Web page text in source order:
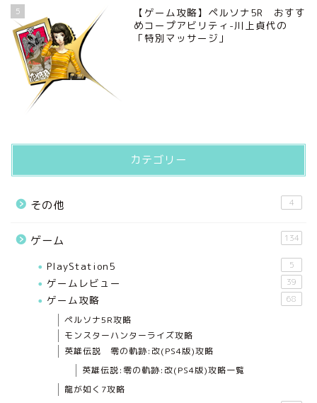
5
【ゲーム攻略】ペルソナ5R おすす
めコープアビリティ-川上貞代の
「特別マッサージ」
カテゴリー
その他 4
ゲーム 134
PlayStation5 5
ゲームレビュー 39
ゲーム攻略 68
ペルソナ5R攻略
モンスターハンターライズ攻略
英雄伝説 零の軌跡:改(PS4版)攻略
英雄伝説:零の軌跡:改(PS4版)攻略一覧
龍が如く7攻略